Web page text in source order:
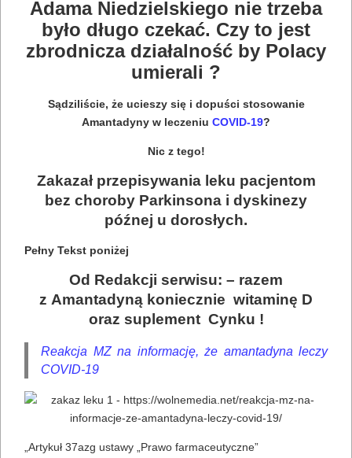
Adama Niedzielskiego nie trzeba
było długo czekać. Czy to jest
zbrodnicza działalność by Polacy
umierali ?
Sądziliście, że ucieszy się i dopuści stosowanie
Amantadyny w leczeniu COVID-19?
Nic z tego!
Zakazał przepisywania leku pacjentom
bez choroby Parkinsona i dyskinezy
późnej u dorosłych.
Pełny Tekst poniżej
Od Redakcji serwisu: – razem
z Amantadyną koniecznie witaminę D
oraz suplement Cynku !
Reakcja MZ na informację, że amantadyna leczy
COVID-19
„Artykuł 37azg ustawy „Prawo farmaceutyczne”